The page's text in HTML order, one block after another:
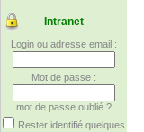
Intranet
Login ou adresse email :
Mot de passe :
mot de passe oublié ?
Rester identifié quelques